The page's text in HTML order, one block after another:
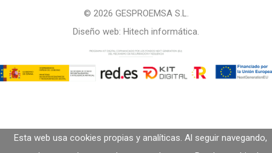
© 2026 GESPROEMSA S.L.
Diseño web: Hitech informática
Esta web usa cookies propias y analíticas. Al seguir navegando,